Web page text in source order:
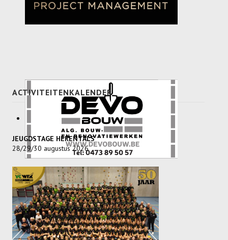
ACTIVITEITENKALENDER
JEUGDSTAGE HERENTALS
28/29/30 augustus 2026